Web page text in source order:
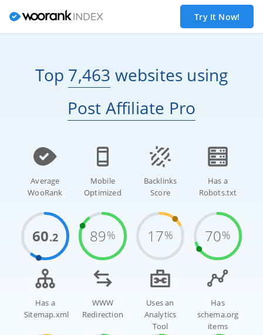
Try It Now!
Top 7,463 websites using
Post Affiliate Pro
Average
WooRank
60.2
Mobile
Optimized
89%
Backlinks
Score
17%
Has a
Robots.txt
70%
Has a
Sitemap.xml
WWW
Redirection
Uses an
Analytics
Tool
Has
schema.org
items